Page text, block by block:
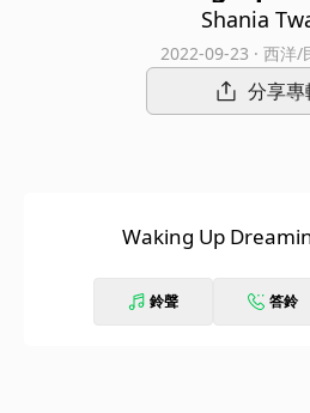
Shania
2022-09-23 · 西洋/
分享專
Waking Up
鈴聲 答鈴